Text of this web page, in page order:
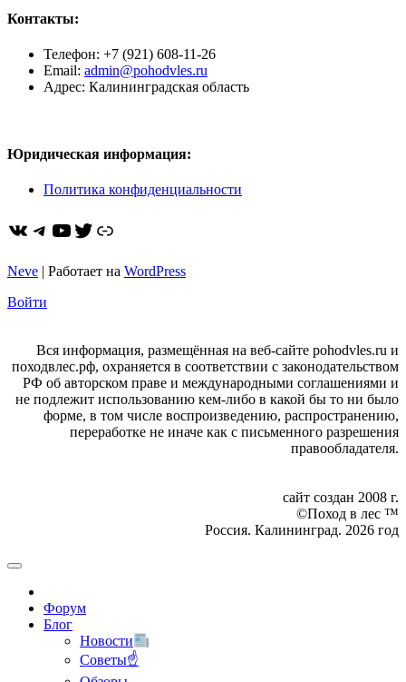
Контакты:
Телефон: +7 (921) 608-11-26
Email: admin@pohodvles.ru
Адрес: Калининградская область
Юридическая информация:
Политика конфиденциальности
ВКонтакте
Telegram
YouTube
Twitter
https://dzen.ru/pohodvles
Neve | Работает на WordPress
Войти
Вся информация, размещённая на веб-сайте pohodvles.ru и
походвлес.рф, охраняется в соответствии с законодательством
РФ об авторском праве и международными соглашениями и
не подлежит использованию кем-либо в какой бы то ни было
форме, в том числе воспроизведению, распространению,
переработке не иначе как с письменного разрешения
правообладателя.
сайт создан 2008 г.
©Поход в лес ™
Россия. Калининград. 2026 год
Форум
Блог
Новости
Советы☝